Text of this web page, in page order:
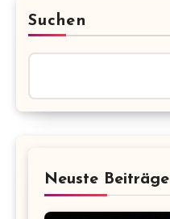
Suchen
Neuste Beiträge